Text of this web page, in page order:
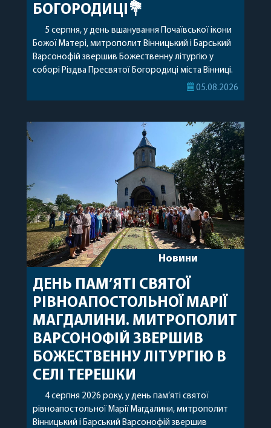
БОГОРОДИЦІ💐
5 серпня, у день вшанування Почаївської ікони
Божої Матері, митрополит Вінницький і Барський
Варсонофій звершив Божественну літургію у
соборі Різдва Пресвятої Богородиці міста Вінниці.
Його Високопреосвященству співслужили
священному сані. Під час богослужіння підносилися
особливі молитви за мир в Україні, за воїнів, які
05.08.2026
Новини
ДЕНЬ ПАМ’ЯТІ СВЯТОЇ
РІВНОАПОСТОЛЬНОЇ МАРІЇ
МАГДАЛИНИ. МИТРОПОЛИТ
ВАРСОНОФІЙ ЗВЕРШИВ
БОЖЕСТВЕННУ ЛІТУРГІЮ В
СЕЛІ ТЕРЕШКИ
4 серпня 2026 року, у день пам’яті святої
рівноапостольної Марії Магдалини, митрополит
Вінницький і Барський Варсонофій звершив